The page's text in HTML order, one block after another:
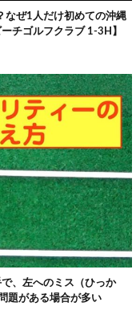
なぜ1人だけ初めての沖縄
チゴルフクラブ 1-3H】
、左へのミス（ひっか
題がある場合が多い